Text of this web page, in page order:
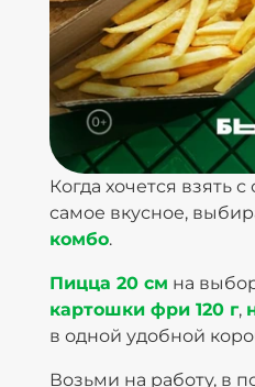
Когда хочется взять
самое вкусное,
комбо.
Пицца 20 см на
картошки фри 120 г,
в одной удобной
Возьми на работу, в